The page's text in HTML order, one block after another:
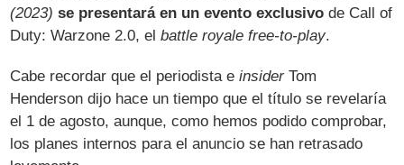
(2023) se presentará en un evento exclusivo de Call of
Duty: Warzone 2.0, elbattle royale free-to-play.
Cabe recordar que el periodista einsiderTom
Henderson dijo hace un tiempo que el título se revelaría
el 1 de agosto, aunque, como hemos podido comprobar,
los planes internos para el anuncio se han retrasado